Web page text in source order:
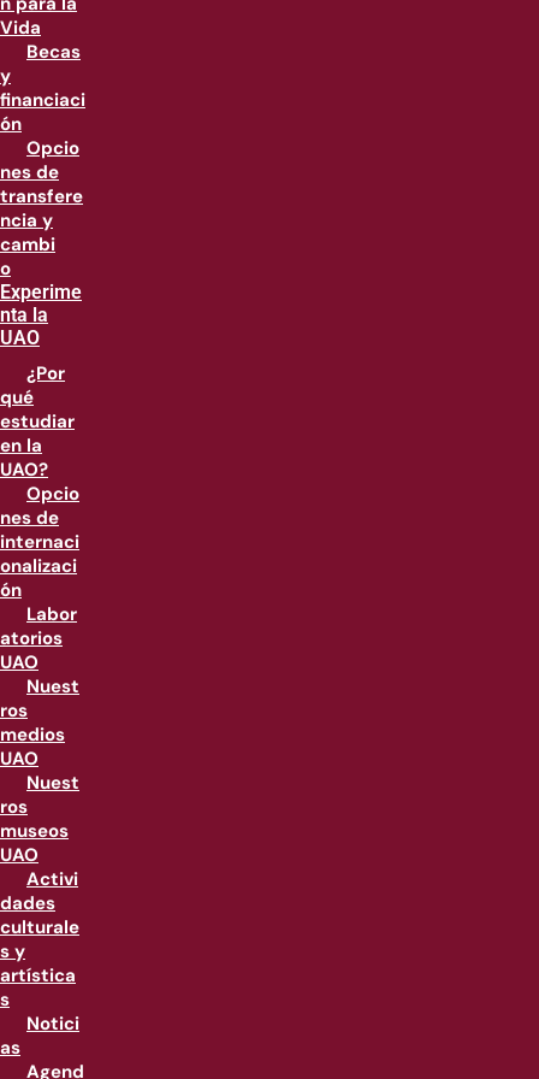
Vida
Becas
y
financiaci
ón
Opcio
nes de
transfere
ncia y
cambi
o
Experime
nta la
UAO
¿Por
qué
estudiar
en la
UAO?
Opcio
nes de
internaci
onalizaci
ón
Labor
atorios
UAO
Nuest
ros
medios
UAO
Nuest
ros
museos
UAO
Activi
dades
culturale
s y
artística
s
Notici
as
Agend